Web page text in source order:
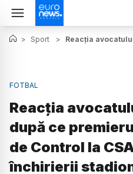
> Sport > Reacția
FOTBAL
Reacția
după ce
de Control la
închirierii